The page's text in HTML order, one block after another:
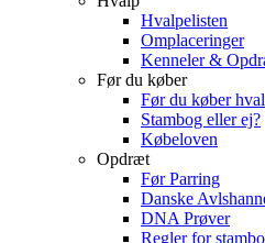
Hvalpelisten
Omplaceringer
Kenneler &
Før du køber
Før du køber
Stambog eller ej?
Købeloven
Opdræt
Før Parring
Danske
DNA Prøver
Regler for